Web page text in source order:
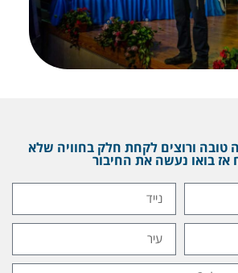
טובה ורוצים לקחת חלק בחוויה שלא
בואו נעשה את החיבור